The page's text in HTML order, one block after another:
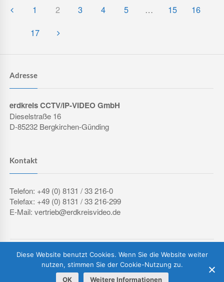
1 2 3 4 5 … 15
16
17
Adresse
erdkreis CCTV/IP-VIDEO GmbH
Dieselstraße 16
D-85232 Bergkirchen-Günding
Kontakt
Telefon: +49 (0) 8131 / 33 216-0
Telefax: +49 (0) 8131 / 33 216-299
E-Mail: vertrieb@erdkreisvideo.de
IMPRESSUM
DATENSCHUTZERKLÄRUNG AGB
Diese Website benutzt Cookies. Wenn Sie die Website weiter
nutzen, stimmen Sie der Cookie-Nutzung zu.
OK
Weitere Informationen